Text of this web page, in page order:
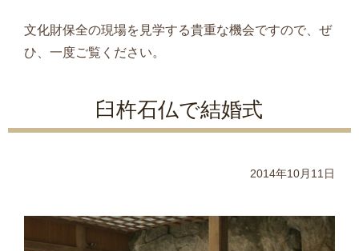
文化財保全の現場を見学する貴重な機会ですので、ぜ
ひ、一度ご覧ください。
臼杵石仏で結婚式
2014年10月11日